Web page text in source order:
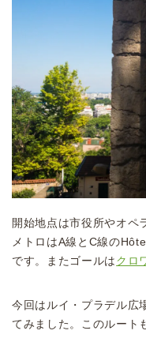
開始地点は市役所やオペ
メトロはA線とC線の
です。またゴールは クロ
今回はルイ・プラデル広
てみました。このルート